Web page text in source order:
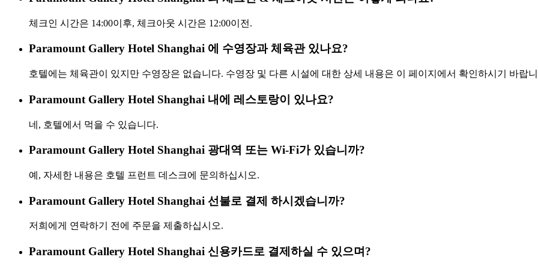
체크인 시간은 14:00이후, 체크아웃 시간은 12:00이전.
Paramount Gallery Hotel Shanghai 에 수영장과 체육관 있나요?
호텔에는 체육관이 있지만 수영장은 없습니다. 수영장 및 다른 시설에 대한 상세 내용은 이 페이지에서 확인하시기 바랍
Paramount Gallery Hotel Shanghai 내에 레스토랑이 있나요?
네, 호텔에서 먹을 수 있습니다.
Paramount Gallery Hotel Shanghai 광대역 또는 Wi-Fi가 있습니까?
예, 자세한 내용은 호텔 프런트 데스크에 문의하십시오.
Paramount Gallery Hotel Shanghai 선불로 결제 하시겠습니까?
저희에게 연락하기 전에 주문을 제출하십시오.
Paramount Gallery Hotel Shanghai 신용카드로 결제하실 수 있으며?